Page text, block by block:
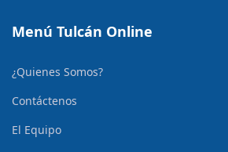
Menú Tulcán Online
¿Quienes Somos?
Contáctenos
El Equipo